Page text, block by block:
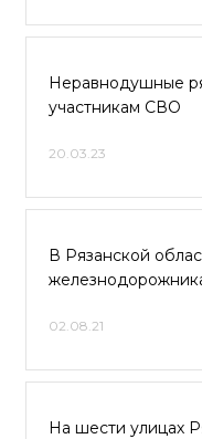
Неравнодушные
участникам СВО
20.03.23
В Рязанской
02.08.21
На шести улицах